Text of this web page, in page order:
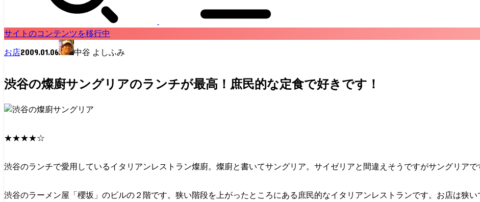
サイトのコンテンツを移行中
お店2009.01.06 中谷 よしふみ
渋谷の燦廚サングリアのランチが最高！庶民的な定食で好きです！
★★★★☆
渋谷のランチで愛用しているイタリアンレストラン燦廚。燦廚と書いてサングリア。サイゼリアと間違えそうですがサングリアで
渋谷のラーメン屋「櫻坂」のビルの２階です。狭い階段を上がったところにある庶民的なイタリアンレストランです。お店は狭い